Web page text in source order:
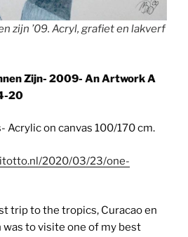
zijn ’09. Acryl, grafiet en lakverf
Zijn- 2009- An Artwork A
20
on canvas 100/170 cm.
2020/03/23/one-
trip to the tropics, Curacao en
was to visite one of my best